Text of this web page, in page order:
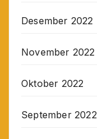
Desember 2022
November 2022
Oktober 2022
September 2022